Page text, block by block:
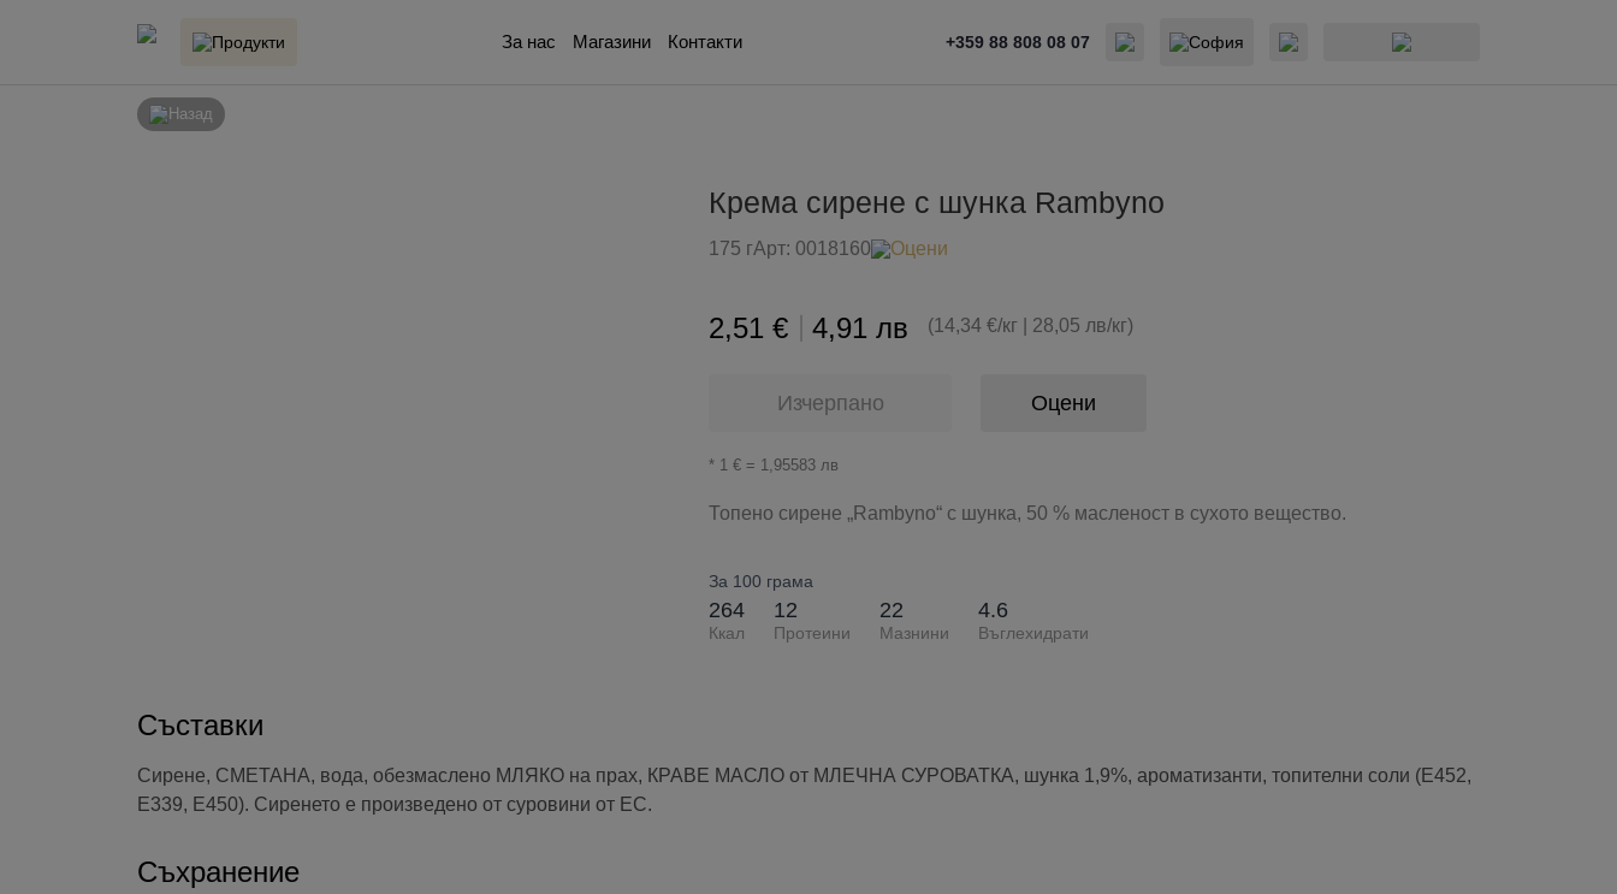
Продукти За нас Магазини Контакти +359 88 808 08 07 София
Назад
Крема сирене с шунка Rambyno
175 гАрт: 0018160 Оцени
2,51 € 4,91 лв (14,34 €/кг | 28,05 лв/кг)
Изчерпано Оцени
* 1 € = 1,95583 лв
Топено сирене „Rambyno“ с шунка, 50 % масленост в сухото вещество.
За 100 грама
264
Ккал
12
Протеини
22
Мазнини
4.6
Въглехидрати
Съставки
Сирене, СМЕТАНА, вода, обезмаслено МЛЯКО на прах, КРАВЕ МАСЛО от МЛЕЧНА СУРОВАТКА, шунка 1,9%, ароматизанти, топителни соли (E452,
E339, E450). Сиренето е произведено от суровини от ЕС.
Съхранение